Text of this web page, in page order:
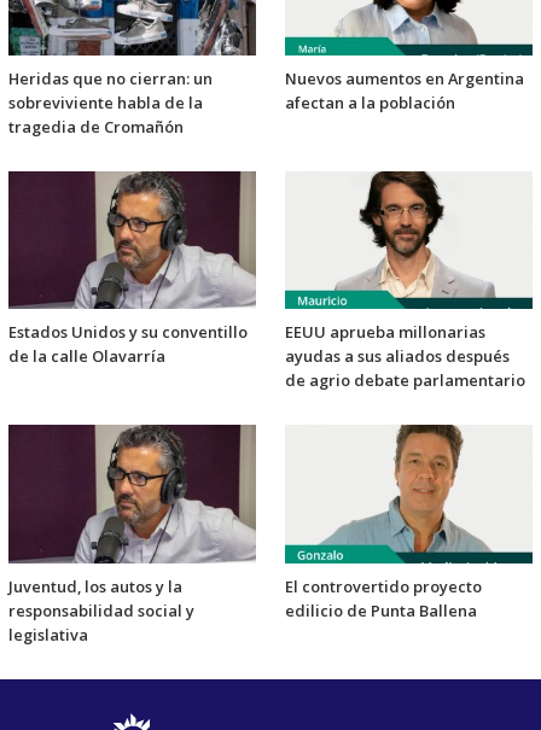
Heridas que no cierran: un
sobreviviente habla de la
tragedia de Cromañón
Nuevos aumentos en Argentina
afectan a la población
Estados Unidos y su conventillo
de la calle Olavarría
EEUU aprueba millonarias
ayudas a sus aliados después
de agrio debate parlamentario
Juventud, los autos y la
responsabilidad social y
legislativa
El controvertido proyecto
edilicio de Punta Ballena